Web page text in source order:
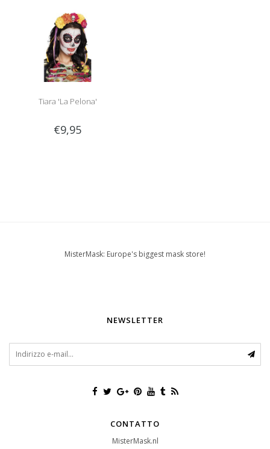
Tiara 'La Pelona'
€9,95
MisterMask: Europe's biggest mask store!
NEWSLETTER
CONTATTO
MisterMask.nl